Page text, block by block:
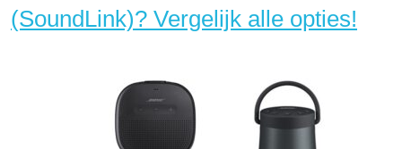
(SoundLink)? Vergelijk alle opties!